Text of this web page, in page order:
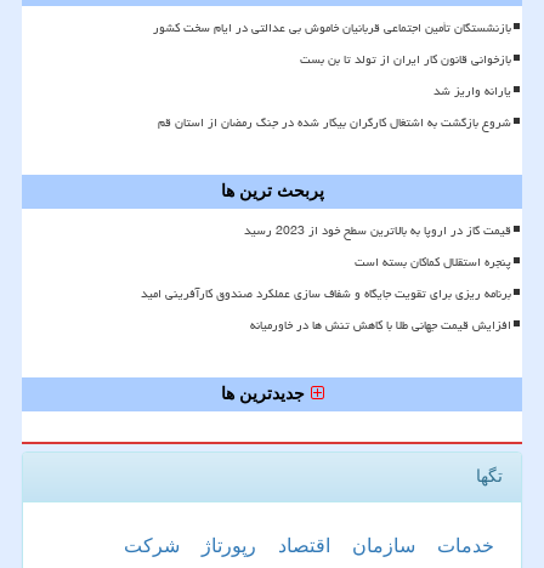
بازنشستگان تأمین اجتماعی قربانیان خاموش بی عدالتی در ایام سخت کشور
بازخوانی قانون کار ایران از تولد تا بن بست
یارانه واریز شد
شروع بازگشت به اشتغال کارگران بیکار شده در جنگ رمضان از استان قم
پربحث ترین ها
قیمت گاز در اروپا به بالاترین سطح خود از 2023 رسید
پنجره استقلال کماکان بسته است
برنامه ریزی برای تقویت جایگاه و شفاف سازی عملکرد صندوق کارآفرینی امید
افزایش قیمت جهانی طلا با کاهش تنش ها در خاورمیانه
جدیدترین ها
تگها
خدمات سازمان اقتصاد رپورتاژ شركت